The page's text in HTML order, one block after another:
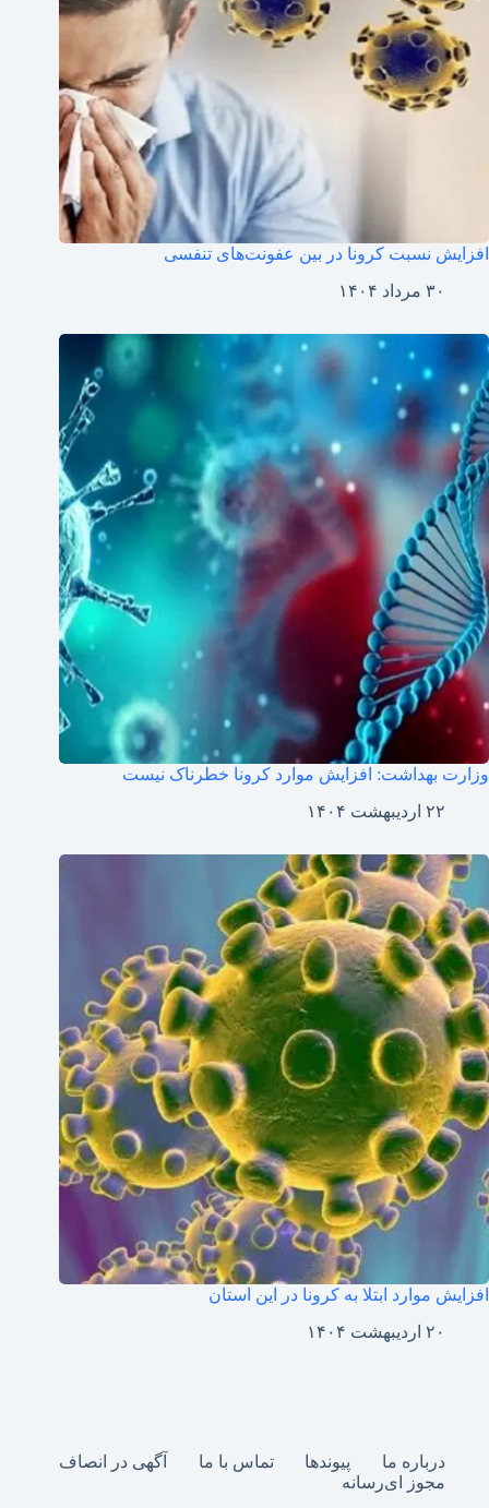
افزایش نسبت کرونا در بین عفونت‌های تنفسی
۳۰ مرداد ۱۴۰۴
وزارت بهداشت: افزایش موارد کرونا خطرناک نیست
۲۲ اردیبهشت ۱۴۰۴
افزایش موارد ابتلا به کرونا در این استان
۲۰ اردیبهشت ۱۴۰۴
درباره ما پیوندها تماس با ما
آگهی در انصاف
مجوز ای‌رسانه